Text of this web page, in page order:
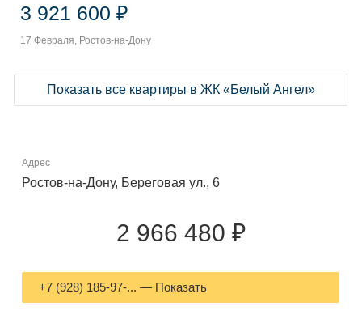
3 921 600 ₽
17 Февраля, Ростов-на-Дону
Показать все квартиры в ЖК «Белый Ангел»
Адрес
Ростов-на-Дону, Береговая ул., 6
2 966 480 ₽
+7 (928) 185-97-... — Показать